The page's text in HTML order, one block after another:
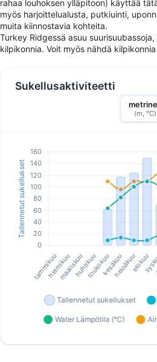
rahaa louhoksen ylläpitoon) käyttää
myös harjoittelualusta, putkiuinti,
muita kiinnostavia kohteita.
Turkey Ridgessä asuu
kilpikonnia. Voit myös nähdä
Sukellusaktiviteetti
(m, °C)